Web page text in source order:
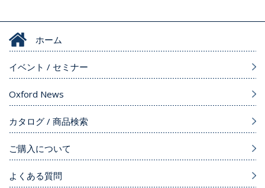
ホーム
イベント / セミナー
Oxford News
カタログ / 商品検索
ご購入について
よくある質問